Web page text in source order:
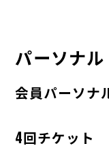
パーソナ
会員パーソナ
4回チケット